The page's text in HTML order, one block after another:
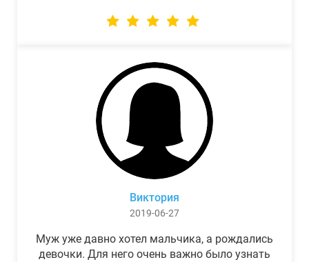
Виктория
2019-06-27
Муж уже давно хотел мальчика, а рождались
девочки. Для него очень важно было узнать